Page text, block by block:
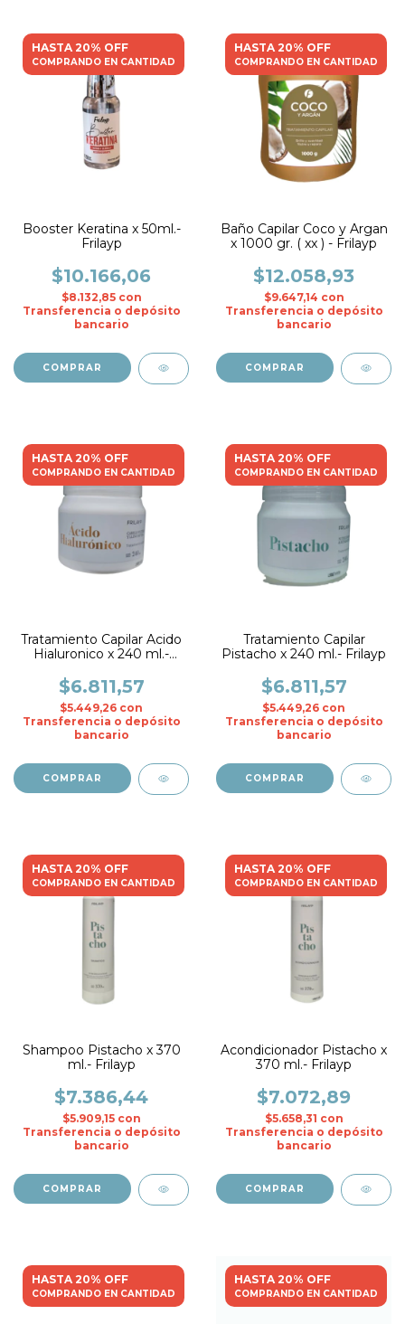
HASTA 20% OFF
COMPRANDO EN CANTIDAD
Booster Keratina x 50ml.-
Frilayp
$10.166,06
$8.132,85 con
Transferencia o depósito
bancario
HASTA 20% OFF
COMPRANDO EN CANTIDAD
Baño Capilar Coco y Argan
x 1000 gr. ( xx ) - Frilayp
$12.058,93
$9.647,14 con
Transferencia o depósito
bancario
HASTA 20% OFF
COMPRANDO EN CANTIDAD
Tratamiento Capilar Acido
Hialuronico x 240 ml.-
$6.811,57
$5.449,26 con
Transferencia o depósito
bancario
HASTA 20% OFF
COMPRANDO EN CANTIDAD
Tratamiento Capilar
Pistacho x 240 ml.- Frilayp
$6.811,57
$5.449,26 con
Transferencia o depósito
bancario
HASTA 20% OFF
COMPRANDO EN CANTIDAD
Shampoo Pistacho x 370
ml.- Frilayp
$7.386,44
$5.909,15 con
Transferencia o depósito
bancario
HASTA 20% OFF
COMPRANDO EN CANTIDAD
Acondicionador Pistacho x
370 ml.- Frilayp
$7.072,89
$5.658,31 con
Transferencia o depósito
bancario
HASTA 20% OFF
COMPRANDO EN CANTIDAD
HASTA 20% OFF
COMPRANDO EN CANTIDAD